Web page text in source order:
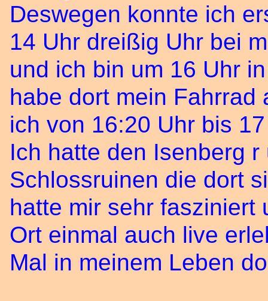
Deswegen konnte ich
14 Uhr dreißig Uhr bei
und ich bin um 16 Uhr
habe dort mein
ich von 16:20 Uhr bis
Ich hatte den Isenberg
Schlossruinen die dort
hatte mir sehr fasziniert
Ort einmal auch live
Mal in meinem Leben